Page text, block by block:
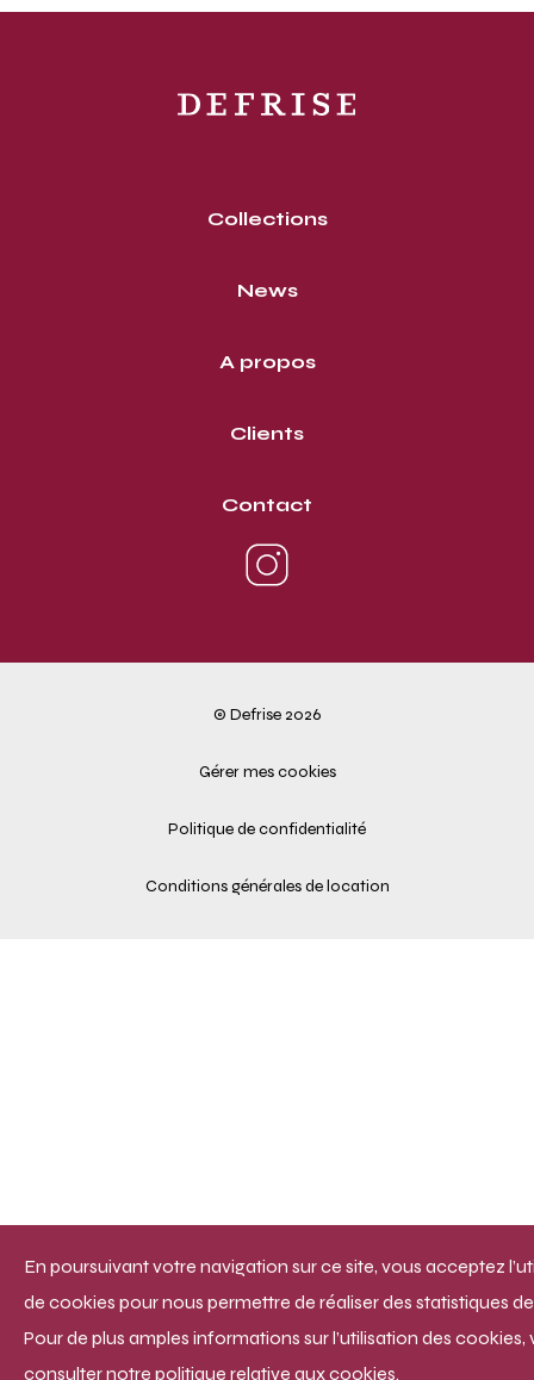
Collections
News
A propos
Clients
Contact
© Defrise 2026
Gérer mes cookies
Politique de confidentialité
Conditions générales de location
En poursuivant votre navigation sur ce site, vous acceptez
de cookies pour nous permettre de réaliser des statistiques
Pour de plus amples informations sur l’utilisation des cookies,
consulter notre politique relative aux cookies.